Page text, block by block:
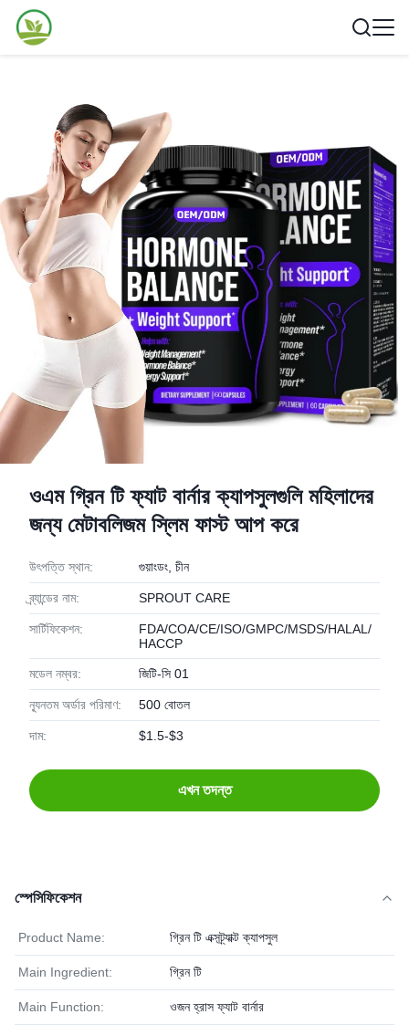
ওএম গ্রিন টি ফ্যাট বার্নার ক্যাপসুলগুলি মহিলাদের
জন্য মেটাবলিজম স্লিম ফাস্ট আপ করে
উৎপত্তি স্থান: গুয়াংডং, চীন
ব্র্যান্ডের নাম: SPROUT CARE
সার্টিফিকেশন:
FDA/COA/CE/ISO/GMPC/MSDS/HALAL/
HACCP
মডেল নম্বর: জিটি-সি 01
ন্যূনতম অর্ডার পরিমাণ: 500 বোতল
দাম: $1.5-$3
এখন তদন্ত
স্পেসিফিকেশন
Product Name: গ্রিন টি এক্সট্র্যাক্ট ক্যাপসুল
Main Ingredient: গ্রিন টি
Main Function: ওজন হ্রাস ফ্যাট বার্নার